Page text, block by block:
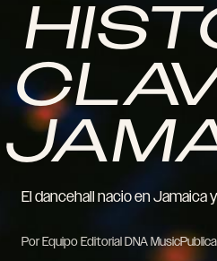
El dancehall nacio en Jamaica
Por Equipo Editorial DNA Music